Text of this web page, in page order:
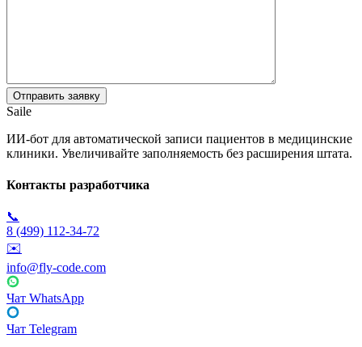
Saile
ИИ-бот для автоматической записи пациентов в медицинские
клиники. Увеличивайте заполняемость без расширения штата.
Контакты разработчика
📞
8 (499) 112-34-72
✉️
info@fly-code.com
Чат WhatsApp
Чат Telegram